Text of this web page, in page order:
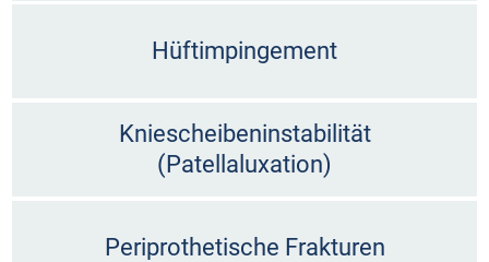
Hüftimpingement
Kniescheibeninstabilität
(Patellaluxation)
Periprothetische Frakturen